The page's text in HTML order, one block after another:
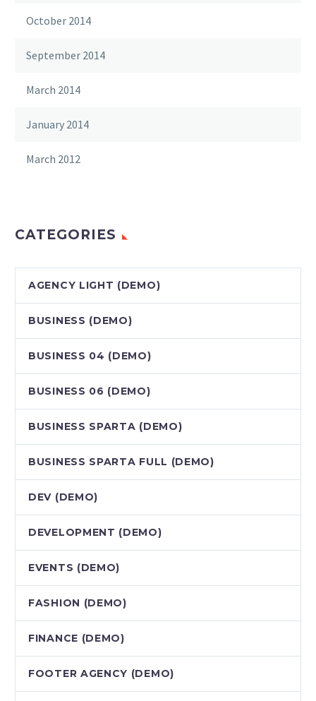
October 2014
September 2014
March 2014
January 2014
March 2012
CATEGORIES
AGENCY LIGHT (DEMO)
BUSINESS (DEMO)
BUSINESS 04 (DEMO)
BUSINESS 06 (DEMO)
BUSINESS SPARTA (DEMO)
BUSINESS SPARTA FULL (DEMO)
DEV (DEMO)
DEVELOPMENT (DEMO)
EVENTS (DEMO)
FASHION (DEMO)
FINANCE (DEMO)
FOOTER AGENCY (DEMO)